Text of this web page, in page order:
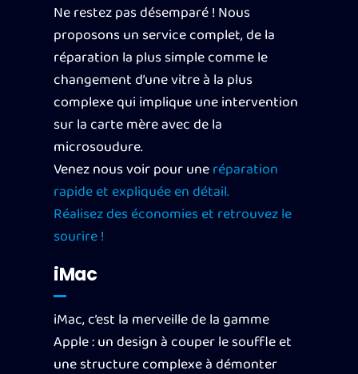
Ne restez pas désemparé ! Nous
proposons un service complet, de la
réparation la plus simple comme le
changement d’une vitre à la plus
complexe qui implique une intervention
sur la carte mère avec de la
microsoudure.
Venez nous voir pour uneréparation
rapide et expliquée en détail.
Réalisez des économies et retrouvez le
sourire !
iMac
iMac, c’est la merveille de la gamme
Apple : un design à couper le souffle et
une structure complexe à démonter